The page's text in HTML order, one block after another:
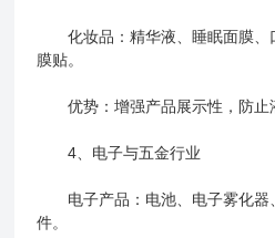
化妆品‌：精华液、睡眠面膜、
膜贴。
优势‌：增强产品展示性，防止
‌4、电子与五金行业‌
电子产品‌：电池、电子雾化器
件。